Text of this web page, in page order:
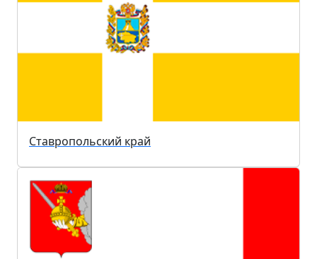
Ставропольский край